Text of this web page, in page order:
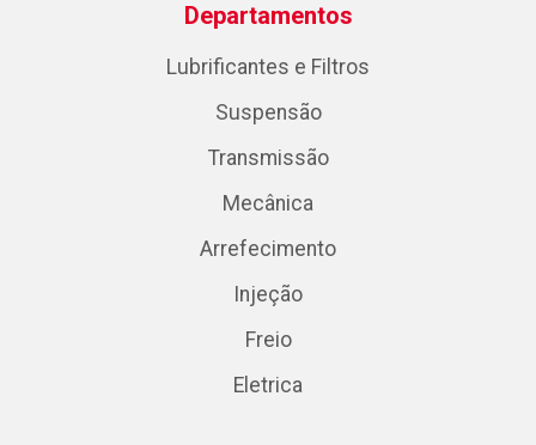
Departamentos
Lubrificantes e Filtros
Suspensão
Transmissão
Mecânica
Arrefecimento
Injeção
Freio
Eletrica